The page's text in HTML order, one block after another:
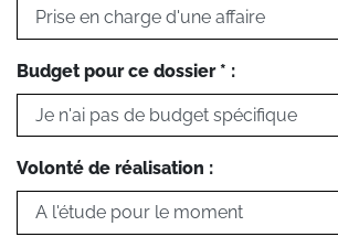
Budget pour ce dossier * :
Volonté de réalisation :